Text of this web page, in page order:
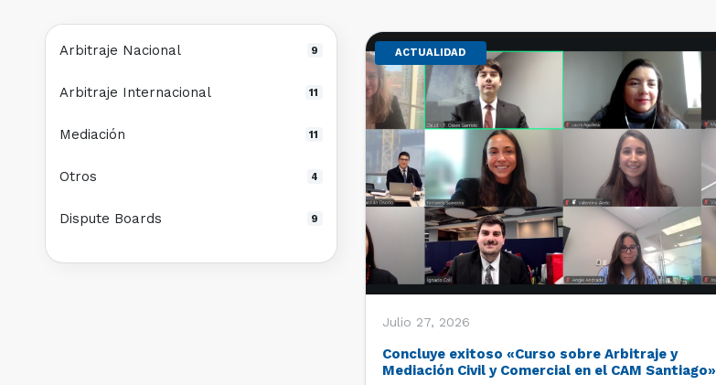
ACTUALIDAD
Julio 27, 2026
Concluye exitoso «Curso sobre Arbitraje y
Mediación Civil y Comercial en el CAM Santiago»
Arbitraje Nacional 9
Arbitraje Internacional 11
Mediación 11
Otros 4
Dispute Boards 9